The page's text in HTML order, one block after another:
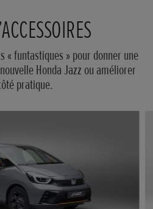
« funtastiques » pour donner une
Honda Jazz ou améliorer
pratique.